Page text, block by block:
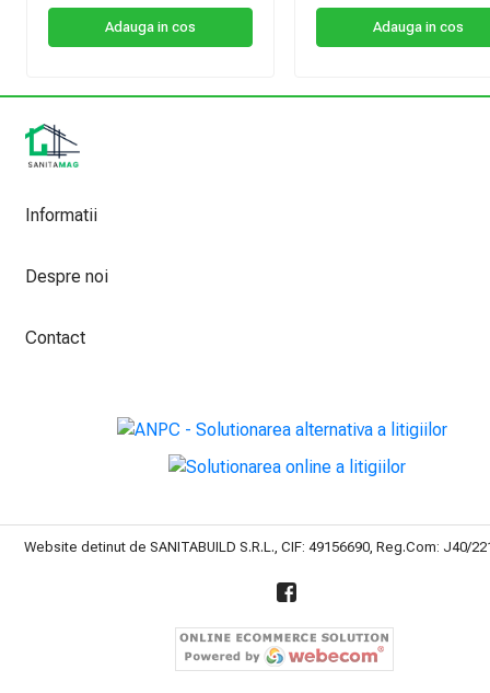
Adauga in cos Adauga in cos
Informatii
Despre noi
Contact
Website detinut de SANITABUILD S.R.L., CIF: 49156690, Reg.Com: J40/